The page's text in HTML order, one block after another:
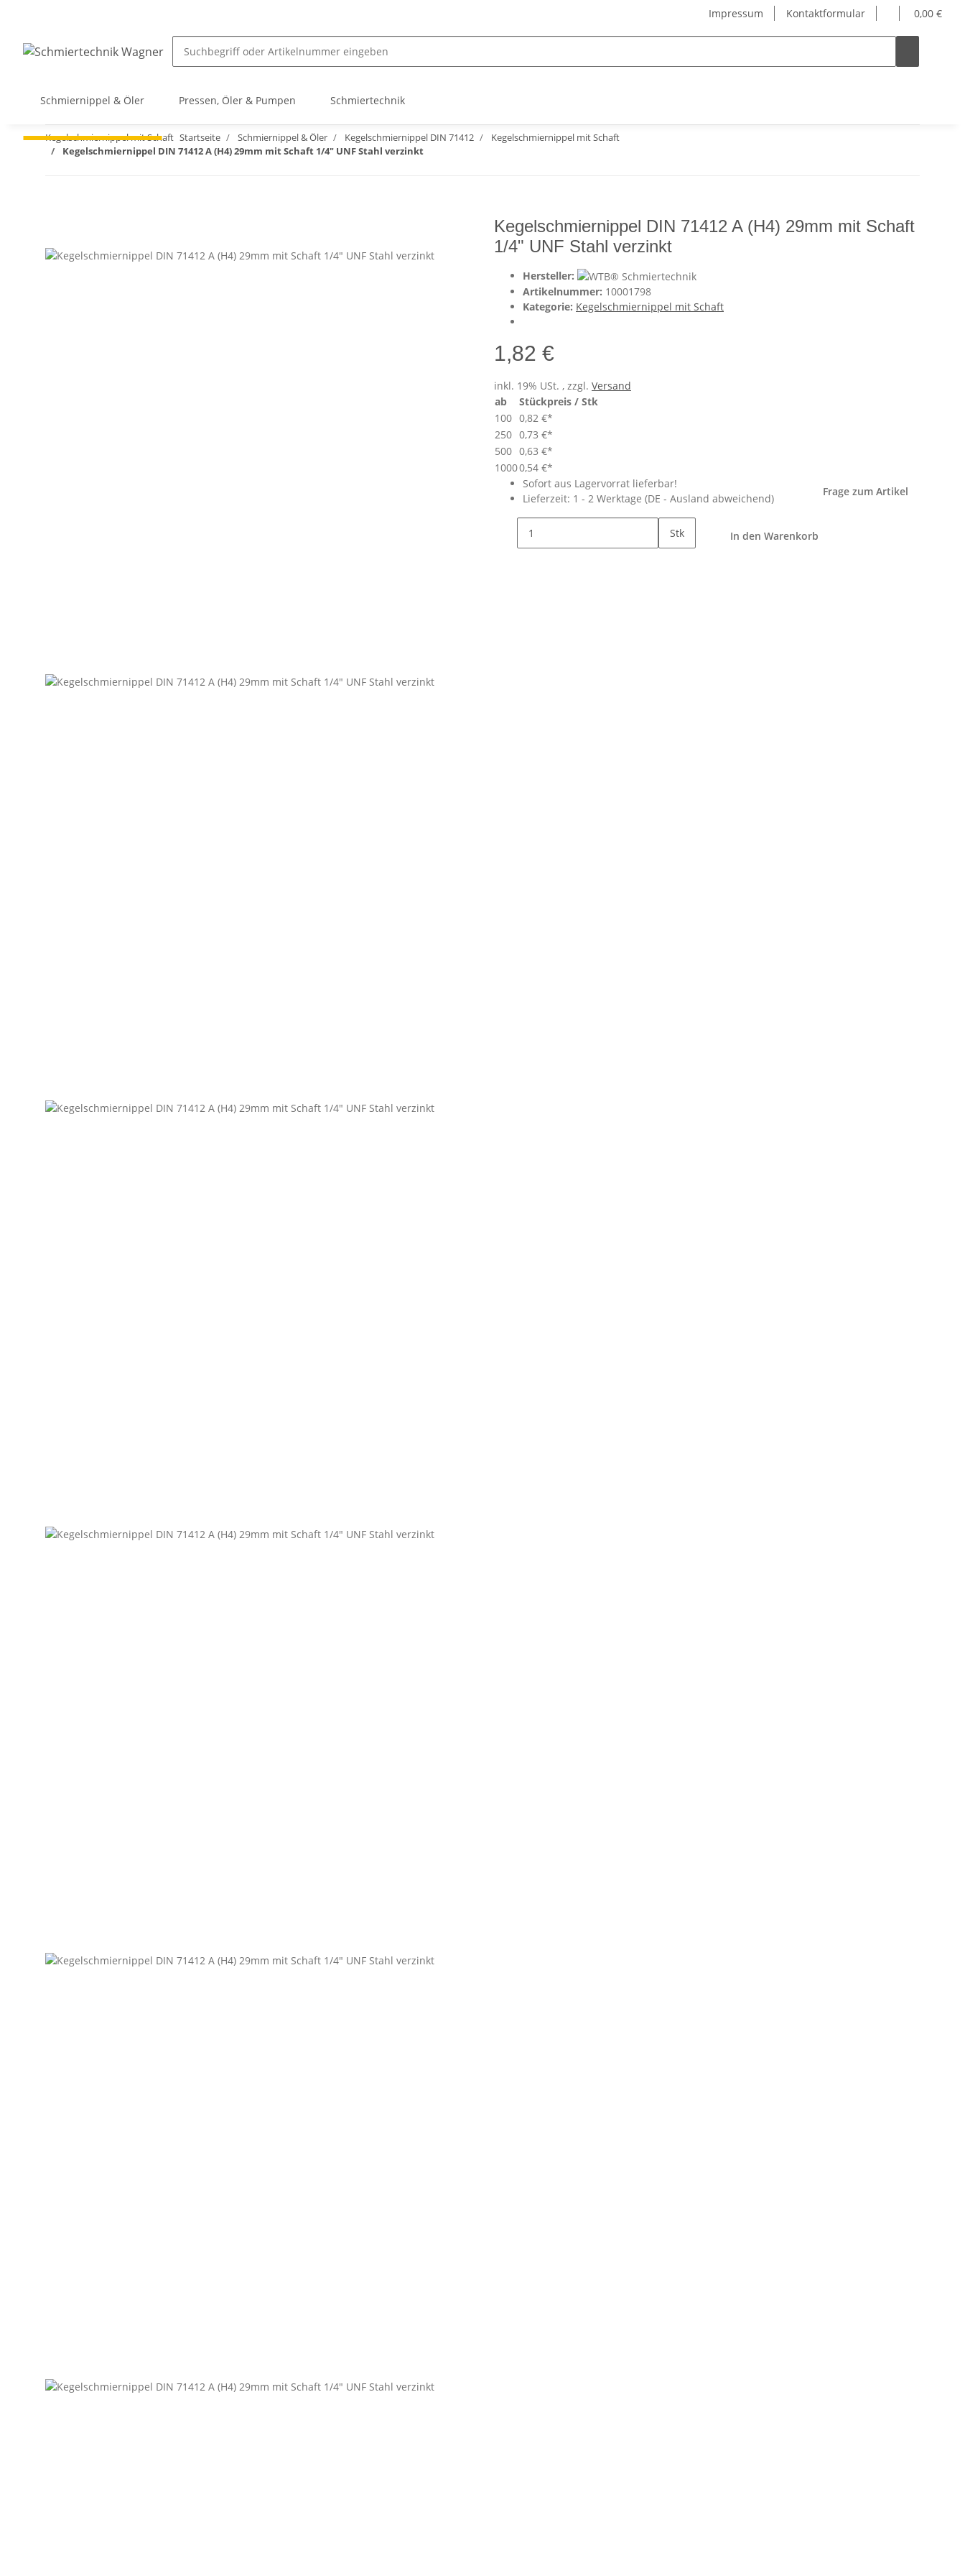
Impressum Kontaktformular 0,00 €
Schmiernippel & Öler Pressen, Öler & Pumpen Schmiertechnik
Kegelschmiernippel mit Schaft Startseite Schmiernippel & Öler Kegelschmiernippel DIN 71412
Kegelschmiernippel mit Schaft
Kegelschmiernippel DIN 71412 A (H4) 29mm mit Schaft 1/4" UNF Stahl verzinkt
Kegelschmiernippel DIN 71412 A (H4) 29mm mit Schaft
1/4" UNF Stahl verzinkt
Hersteller:
Artikelnummer: 10001798
Kategorie: Kegelschmiernippel mit Schaft
1,82 €
inkl. 19% USt. , zzgl. Versand
ab
Stückpreis / Stk
100 0,82 €*
250 0,73 €*
500 0,63 €*
10000,54 €*
Sofort aus Lagervorrat lieferbar!
Lieferzeit: 1 - 2 Werktage (DE - Ausland abweichend)
Frage zum Artikel
Stk In den Warenkorb